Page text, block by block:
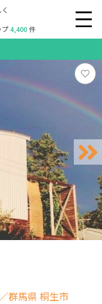
プ4,400件
／群馬県 桐生市